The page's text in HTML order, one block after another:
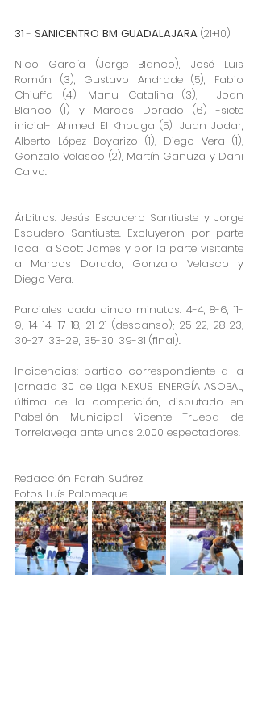
31 ​- SANICENTRO BM GUADALAJARA (21+10)
Nico García (Jorge Blanco), José Luis
Román (3), Gustavo Andrade (5), Fabio
Chiuffa (4), Manu Catalina (3),  Joan
Blanco (1) y Marcos Dorado (6) -siete
inicial-; Ahmed El Khouga (5), Juan Jodar,
Alberto López Boyarizo (1), Diego Vera (1),
Gonzalo Velasco (2), Martín Ganuza y Dani
Calvo.
​Árbitros: Jesús Escudero Santiuste y Jorge
Escudero Santiuste. Excluyeron por parte
local a Scott James y por la parte visitante
a Marcos Dorado, Gonzalo Velasco y
Diego Vera.
​Parciales cada cinco minutos: 4-4, 8-6, 11-
9, 14-14, 17-18, 21-21 (descanso); 25-22, 28-23,
30-27, 33-29, 35-30, 39-31 (final).
​Incidencias: partido correspondiente a la
jornada 30 de Liga NEXUS ENERGÍA ASOBAL,
última de la competición, disputado en
Pabellón Municipal Vicente Trueba de
Torrelavega ante unos 2.000 espectadores.
Redacción Farah Suárez
Fotos Luís Palomeque